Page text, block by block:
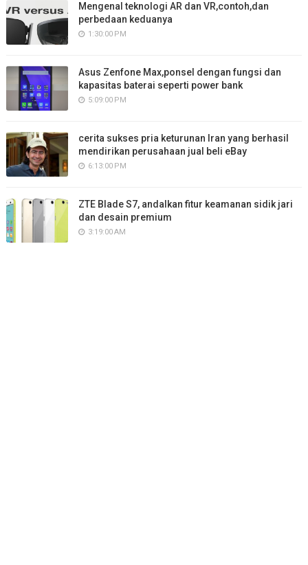
Mengenal teknologi AR dan VR,contoh,dan
perbedaan keduanya
1:30:00 PM
Asus Zenfone Max,ponsel dengan fungsi dan
kapasitas baterai seperti power bank
5:09:00 PM
cerita sukses pria keturunan Iran yang berhasil
mendirikan perusahaan jual beli eBay
6:13:00 PM
ZTE Blade S7, andalkan fitur keamanan sidik jari
dan desain premium
3:19:00 AM